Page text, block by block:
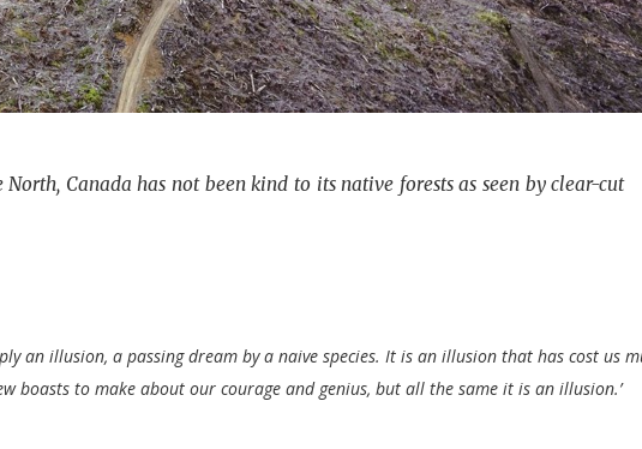
Canada has not been kind to its native forests as seen by clear-cut
an illusion, a passing dream by a naive species. It is an illusion that has cost us
boasts to make about our courage and genius, but all the same it is an illusion.’